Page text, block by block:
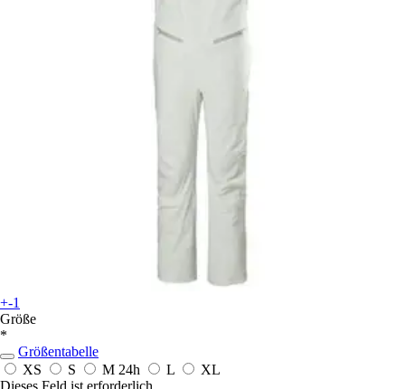
+-1
Größe
*
Größentabelle
XS
S M 24h L
XL